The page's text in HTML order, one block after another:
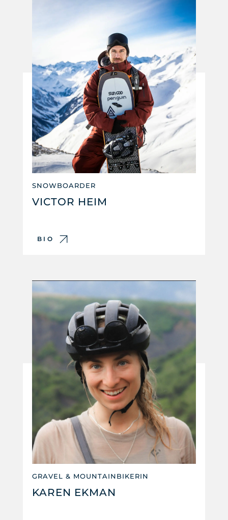
SNOWBOARDER
VICTOR HEIM
BIO
GRAVEL & MOUNTAINBIKERIN
KAREN EKMAN